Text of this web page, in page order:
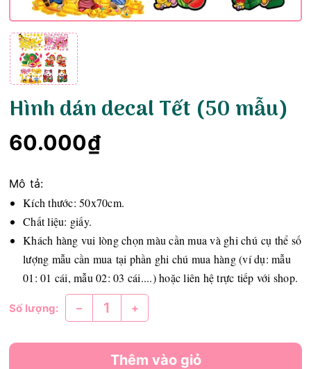
Hình dán decal Tết (50 mẫu)
60.000₫
Mô tả:
Kích thước: 50x70cm.
Chất liệu: giấy.
Khách hàng vui lòng chọn màu cần mua và ghi chú cụ thể số
lượng mẫu cần mua tại phần ghi chú mua hàng (ví dụ: mẫu
01: 01 cái, mẫu 02: 03 cái....) hoặc liên hệ trực tiếp với shop.
Số lượng: – +
Thêm vào giỏ